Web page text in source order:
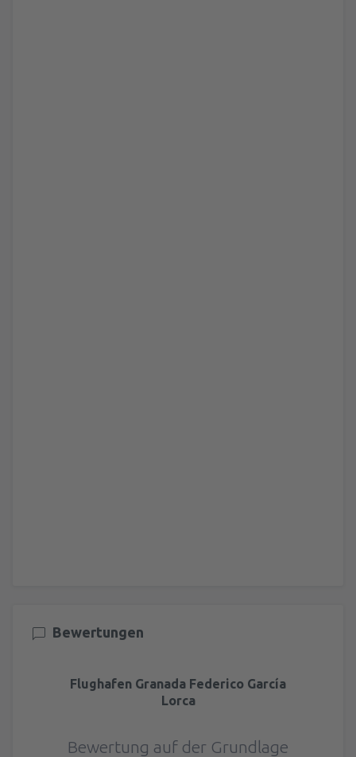
Bewertungen
Flughafen Granada Federico García
Lorca
Bewertung auf der Grundlage